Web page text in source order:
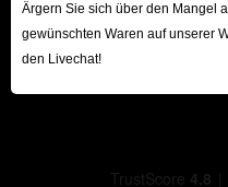
Ärgern Sie sich über den Mangel
gewünschten Waren auf unserer
den Livechat!